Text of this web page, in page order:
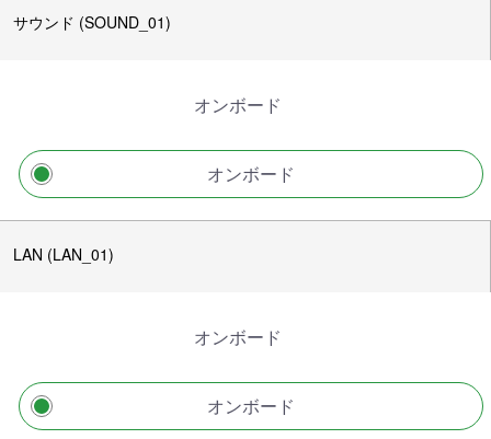
サウンド (SOUND_01)
オンボード
オンボード
LAN (LAN_01)
オンボード
オンボード